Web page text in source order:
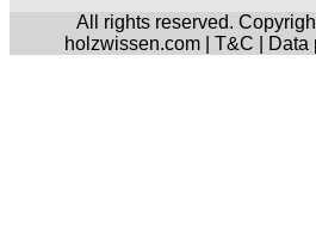
All rights reserved.
holzwissen.com |T&C Data